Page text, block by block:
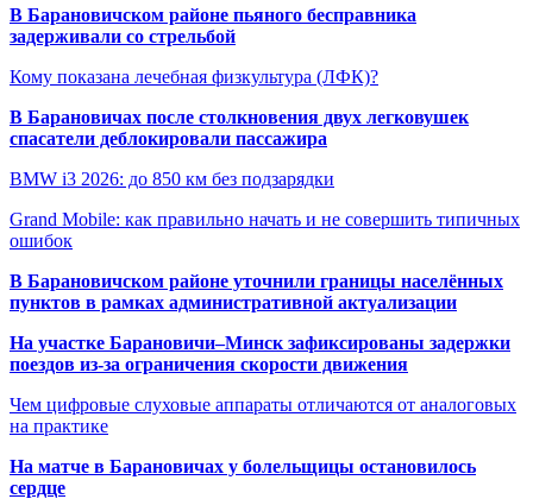
В Барановичском районе пьяного бесправника
задерживали со стрельбой
Кому показана лечебная физкультура (ЛФК)?
В Барановичах после столкновения двух легковушек
спасатели деблокировали пассажира
BMW i3 2026: до 850 км без подзарядки
Grand Mobile: как правильно начать и не совершить типичных
ошибок
В Барановичском районе уточнили границы населённых
пунктов в рамках административной актуализации
На участке Барановичи–Минск зафиксированы задержки
поездов из-за ограничения скорости движения
Чем цифровые слуховые аппараты отличаются от аналоговых
на практике
На матче в Барановичах у болельщицы остановилось
сердце